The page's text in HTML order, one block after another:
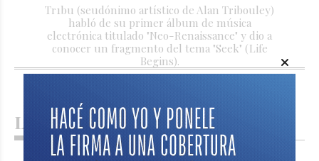
Tr1bu (seudónimo artístico de Alan Tribouley)
habló de su primer álbum de música
electrónica titulado "Neo-Renaissance" y dio a
conocer un fragmento del tema "Seek" (Life
Begins).
Lo más visto